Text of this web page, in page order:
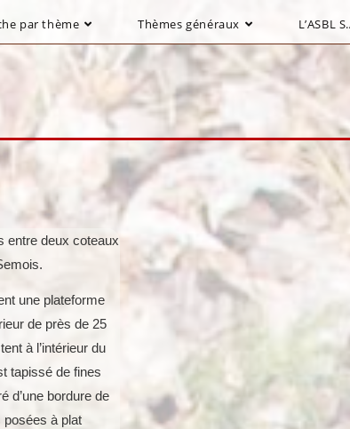
par thème Thèmes généraux L’ASBL
entre deux coteaux
une plateforme
de près de 25
à l’intérieur du
tapissé de fines
d’une bordure de
posées à plat